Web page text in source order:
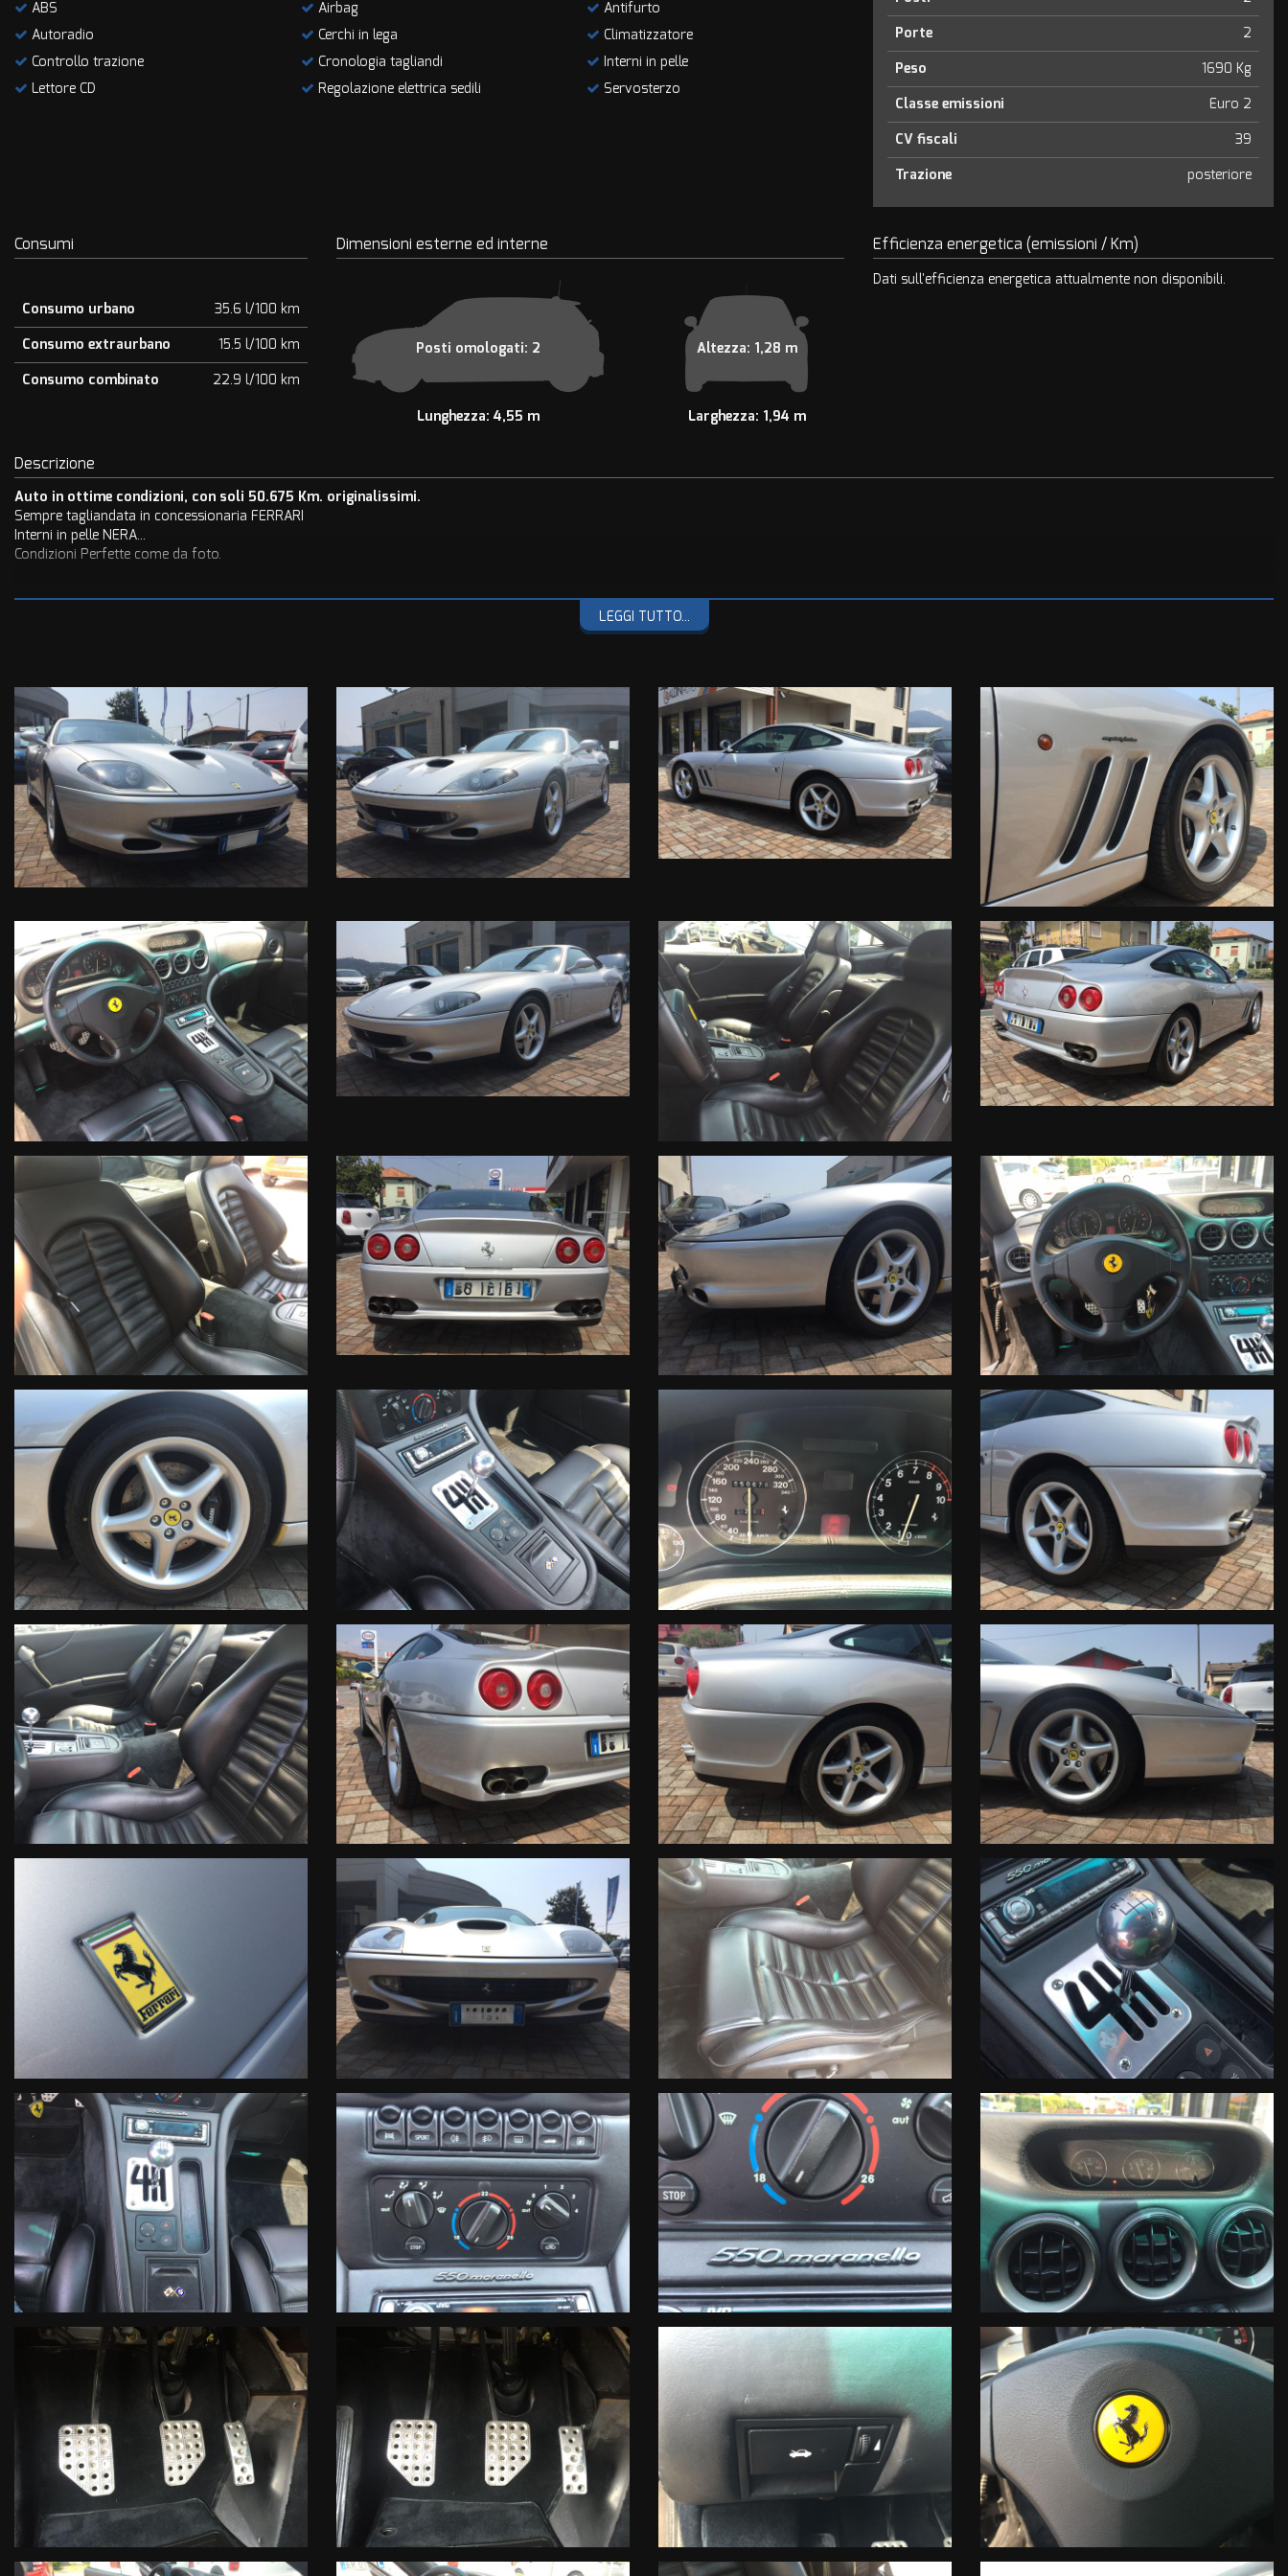
ABS
Autoradio
Controllo trazione
Lettore CD
Airbag
Cerchi in lega
Cronologia tagliandi
Regolazione elettrica sedili
Antifurto
Climatizzatore
Interni in pelle
Servosterzo
Porte
2
Peso
1690 Kg
Classe emissioni
Euro 2
CV fiscali
39
Trazione
posteriore
Consumi
Consumo urbano
35.6 l/100 km
Consumo extraurbano
15.5 l/100 km
Consumo combinato
22.9 l/100 km
Dimensioni esterne ed interne
Posti omologati: 2
Lunghezza: 4,55 m
Altezza: 1,28 m
Larghezza: 1,94 m
Efficienza energetica (emissioni / Km)
Dati sull'efficienza energetica attualmente non disponibili.
Descrizione
Auto in ottime condizioni, con soli 50.675 Km. originalissimi.
Sempre tagliandata in concessionaria FERRARI
Interni in pelle NERA...
Condizioni Perfette come da foto.
LEGGI TUTTO...
questi
strumenti
di
si
modificare
scelte
in
qualsiasi
momento.
Cookie necessari
Cookie di marketing